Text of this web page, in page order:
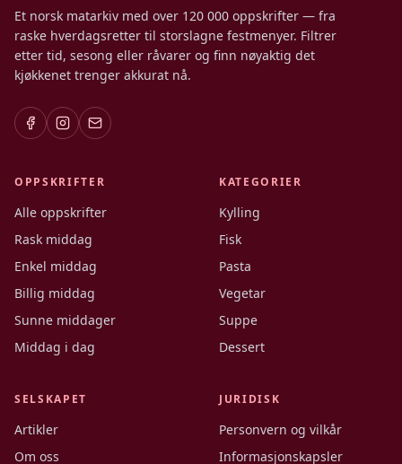
Et norsk matarkiv med over 120 000 oppskrifter — fra
raske hverdagsretter til storslagne festmenyer. Filtrer
etter tid, sesong eller råvarer og finn nøyaktig det
kjøkkenet trenger akkurat nå.
OPPSKRIFTER
Alle oppskrifter
Rask middag
Enkel middag
Billig middag
Sunne middager
Middag i dag
KATEGORIER
Kylling
Fisk
Pasta
Vegetar
Suppe
Dessert
SELSKAPET
Artikler
Om oss
JURIDISK
Personvern og vilkår
Informasjonskapsler